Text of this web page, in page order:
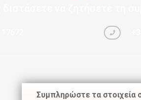
Συμπληρώστε τα στοιχεία